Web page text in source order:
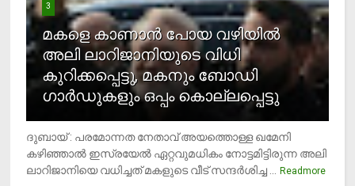
3
മകളെ കാണാന്‍ പോയ വഴിയില്‍
അലി ലാറിജാനിയുടെ വിധി
കുറിക്കപ്പെട്ടു, മകനും ബോഡി
ഗാര്‍ഡുകളും ഒപ്പം കൊല്ലപ്പെട്ടു
ദുബായ് : പരമോന്നത നേതാവ് അയത്തൊള്ള ഖമേനി
കഴിഞ്ഞാല്‍ ഇസ്രയേല്‍ ഏറ്റവുമധികം നോട്ടമിട്ടിരുന്ന അലി
ലാറിജാനിയെ വധിച്ചത് മകളുടെ വീട് സന്ദര്‍ശിച്ച ...
Readmore
4